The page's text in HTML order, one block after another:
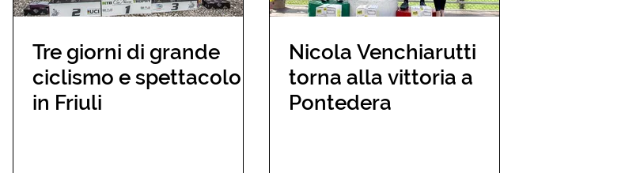
Tre giorni di grande
ciclismo e spettacolo
in Friuli
Nicola Venchiarutti
torna alla vittoria a
Pontedera